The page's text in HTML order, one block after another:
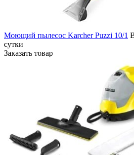
Моющий пылесос Karcher Puzzi 10/1
сутки
Заказать товар